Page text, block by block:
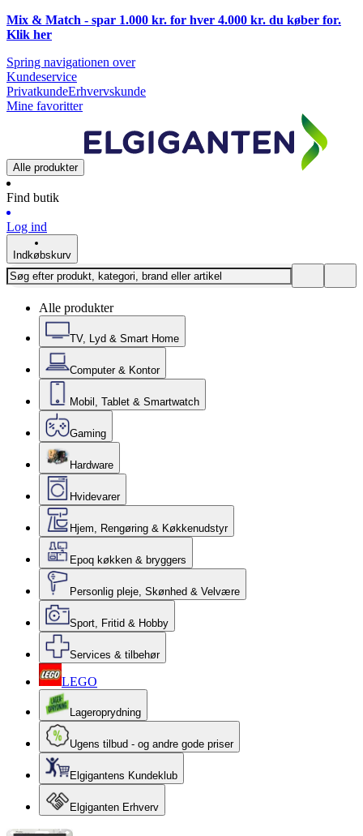
Mix & Match - spar 1.000 kr. for hver 4.000 kr. du køber for.
Klik her
Spring navigationen over
Kundeservice
PrivatkundeErhvervskunde
Mine favoritter
Alle produkter
Find butik
Log ind
Indkøbskurv
Alle produkter
TV, Lyd & Smart Home
Computer & Kontor
Mobil, Tablet & Smartwatch
Gaming
Hardware
Hvidevarer
Hjem, Rengøring & Køkkenudstyr
Epoq køkken & bryggers
Personlig pleje, Skønhed & Velvære
Sport, Fritid & Hobby
Services & tilbehør
LEGO
Lageroprydning
Ugens tilbud - og andre gode priser
Elgigantens Kundeklub
Elgiganten Erhverv